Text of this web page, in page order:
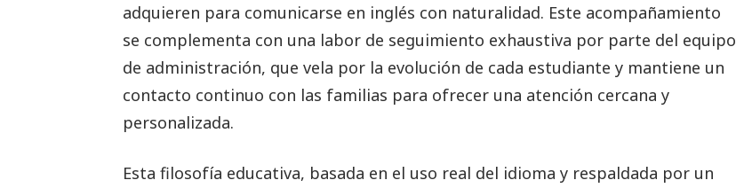
adquieren para comunicarse en inglés con naturalidad. Este acompañamiento
se complementa con una labor de seguimiento exhaustiva por parte del equipo
de administración, que vela por la evolución de cada estudiante y mantiene un
contacto continuo con las familias para ofrecer una atención cercana y
personalizada.
Esta filosofía educativa, basada en el uso real del idioma y respaldada por un